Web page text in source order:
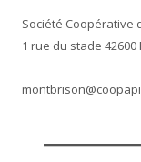
Société Coopérative
1 rue du stade